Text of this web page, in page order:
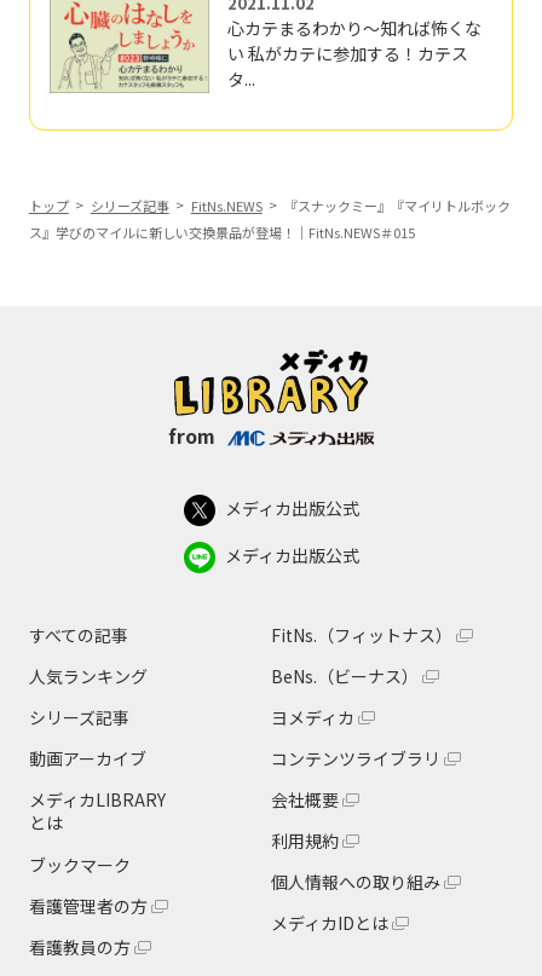
心カテまるわかり～知れば怖くな
い 私がカテに参加する！カテス
タ...
トップ シリーズ記事 FitNs.NEWS
『スナックミー』『マイリトルボック
ス』学びのマイルに新しい交換景品が登場！｜FitNs.NEWS＃015
from
メディカ出版公式
メディカ出版公式
すべての記事
人気ランキング
シリーズ記事
動画アーカイブ
メディカLIBRARY
とは
ブックマーク
看護管理者の方
看護教員の方
FitNs.（フィットナス）
BeNs.（ビーナス）
ヨメディカ
コンテンツライブラリ
会社概要
利用規約
個人情報への取り組み
メディカIDとは